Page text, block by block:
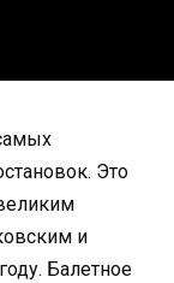
Это
и
Балетное